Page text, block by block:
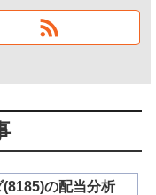
(8185)の配当分析